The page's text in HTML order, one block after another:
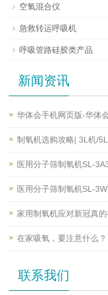
空氧混合仪
急救转运呼吸机
呼吸管路硅胶类产品
新闻资讯
华体会手机网页版-华体
制氧机选购攻略| 3L机/
医用分子筛制氧机SL-
医用分子筛制氧机SL-
家用制氧机应对新冠真的
在家吸氧，要注意什么？
联系我们